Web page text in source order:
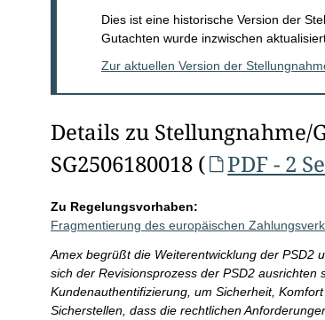
Dies ist eine historische Version der
Gutachten wurde inzwischen
Zur aktuellen Version der
Details zu Stellungnahme/
SG2506180018 (
PDF - 2
Zu Regelungsvorhaben:
Fragmentierung des europäischen
Amex begrüßt die Weiterentwicklung der PSD2
sich der Revisionsprozess der PSD2
Kundenauthentifizierung, um Sicherheit,
Sicherstellen, dass die rechtlichen